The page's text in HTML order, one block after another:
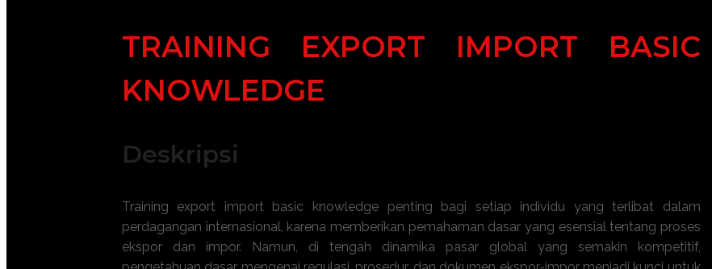
TRAINING EXPORT IMPORT BASIC
KNOWLEDGE
Deskripsi
Training export import basic knowledge penting bagi setiap individu yang terlibat dalam
perdagangan internasional, karena memberikan pemahaman dasar yang esensial tentang proses
ekspor dan impor. Namun, di tengah dinamika pasar global yang semakin kompetitif,